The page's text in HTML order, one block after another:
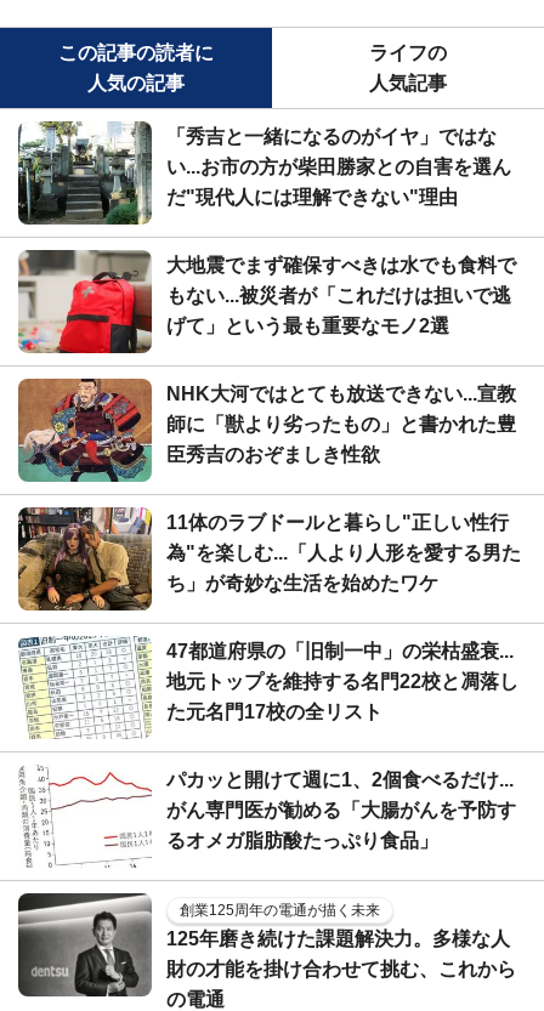
この記事の読者に
人気の記事
ライフの
人気記事
「秀吉と一緒になるのがイヤ」ではな
い...お市の方が柴田勝家との自害を選ん
だ"現代人には理解できない"理由
大地震でまず確保すべきは水でも食料で
もない...被災者が「これだけは担いで逃
げて」という最も重要なモノ2選
NHK大河ではとても放送できない...宣教
師に「獣より劣ったもの」と書かれた豊
臣秀吉のおぞましき性欲
11体のラブドールと暮らし"正しい性行
為"を楽しむ...「人より人形を愛する男た
ち」が奇妙な生活を始めたワケ
47都道府県の「旧制一中」の栄枯盛衰...
地元トップを維持する名門22校と凋落し
た元名門17校の全リスト
パカッと開けて週に1、2個食べるだけ...
がん専門医が勧める「大腸がんを予防す
るオメガ脂肪酸たっぷり食品」
創業125周年の電通が描く未来
125年磨き続けた課題解決力。多様な人
財の才能を掛け合わせて挑む、これから
の電通